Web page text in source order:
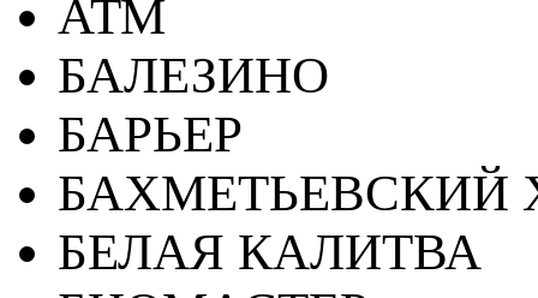
АТМ
БАЛЕЗИНО
БАРЬЕР
БАХМЕТЬЕВСКИЙ
БЕЛАЯ КАЛИТВА